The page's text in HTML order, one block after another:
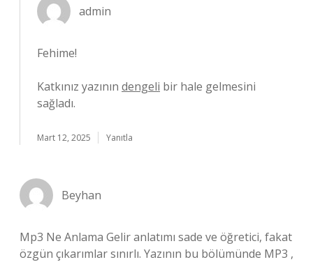
admin
Fehime!
Katkınız yazının dengeli bir hale gelmesini
sağladı.
Mart 12, 2025 Yanıtla
Beyhan
Mp3 Ne Anlama Gelir anlatımı sade ve öğretici, fakat
özgün çıkarımlar sınırlı. Yazının bu bölümünde MP3 ,